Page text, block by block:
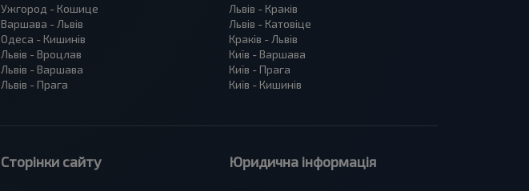
Ужгород - Кошице
Варшава - Львів
Одеса - Кишинів
Львів - Вроцлав
Львів - Варшава
Львів - Прага
Львів - Краків
Львів - Катовіце
Краків - Львів
Київ - Варшава
Київ - Прага
Київ - Кишинів
Сторінки сайту Юридична інформація